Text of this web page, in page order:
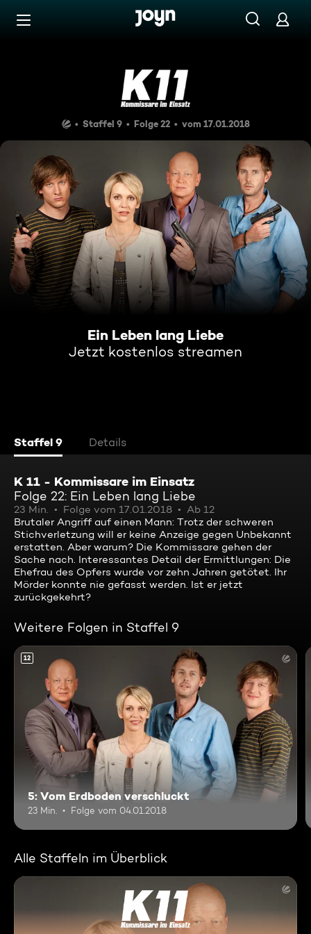
Zum Inhalt springen
Ein Leben lang Liebe
Staffel 9 Folge 22 vom 17.01.2018
Ein Leben lang Liebe
Jetzt kostenlos streamen
Staffel 9 Details
K 11 - Kommissare im Einsatz
Folge 22: Ein Leben lang Liebe
23 Min. Folge vom 17.01.2018
Ab 12
Brutaler Angriff auf einen Mann: Trotz der schweren
Stichverletzung will er keine Anzeige gegen Unbekannt
erstatten. Aber warum? Die Kommissare gehen der
Sache nach. Interessantes Detail der Ermittlungen: Die
Ehefrau des Opfers wurde vor zehn Jahren getötet. Ihr
Mörder konnte nie gefasst werden. Ist er jetzt
zurückgekehrt?
Weitere Folgen in Staffel 9
12
5: Vom Erdboden verschluckt
23 Min. Folge vom 04.01.2018
Alle Staffeln im Überblick